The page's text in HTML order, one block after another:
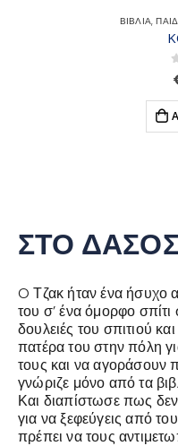
ΒΙΒΛΙΑ,
0
ΣΤΟ
O Τζακ ήταν ένα ήσυχο
του σ’ ένα όμορφο
δουλειές του σπιτιού
πατέρα του στην πόλη
τους και να αγοράσουν
γνώριζε μόνο από τα
Και διαπίστωσε πως δεν
για να ξεφεύγεις από
πρέπει να τους